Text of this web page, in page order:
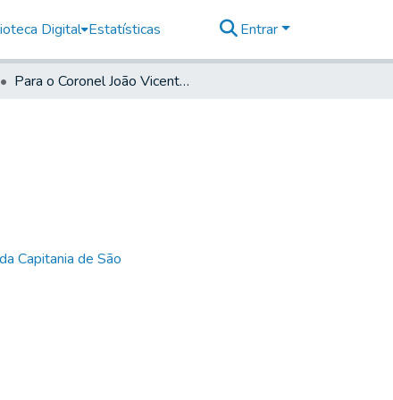
Digital Estatísticas Entrar
Para o Coronel João Vicente da Fonçeca
Capitania de São